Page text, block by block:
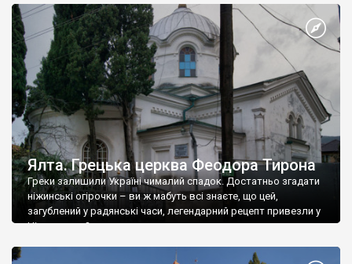
Ялта. Грецька церква Феодора Тирона
Греки залишили Україні чималий спадок. Достатньо згадати
ніжинські огірочки – ви ж мабуть всі знаєте, що цей,
загублений у радянські часи, легендарний рецепт привезли у
Ніжин греки?